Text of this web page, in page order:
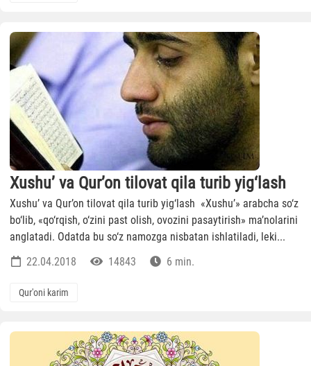
Xushu’ va Qur’on tilovat qila turib yig‘lash
Xushu’ va Qur’on tilovat qila turib yig‘lash «Xushu’» arabcha so‘z
bo‘lib, «qo‘rqish, o‘zini past olish, ovozini pasaytirish» ma’nolarini
anglatadi. Odatda bu so‘z namozga nisbatan ishlatiladi, leki...
22.04.2018
14843 6 min.
Qur'oni karim